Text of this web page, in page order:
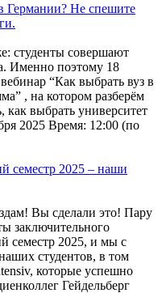
Германии? Не спешите
студенты совершают
Именно поэтому 18
“Как выбрать вуз в
, на котором разберём
выбрать университет
2025 Время: 12:00 (по
семестр 2025 – наши
Вы сделали это! Пару
заключительного
семестр 2025, и мы с
студентов, в том
которые успешно
Гейдельберг